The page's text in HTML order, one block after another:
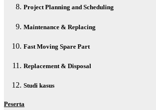
Project Planning and Scheduling
Maintenance & Replacing
Fast Moving Spare Part
Replacement & Disposal
Studi kasus
Peserta